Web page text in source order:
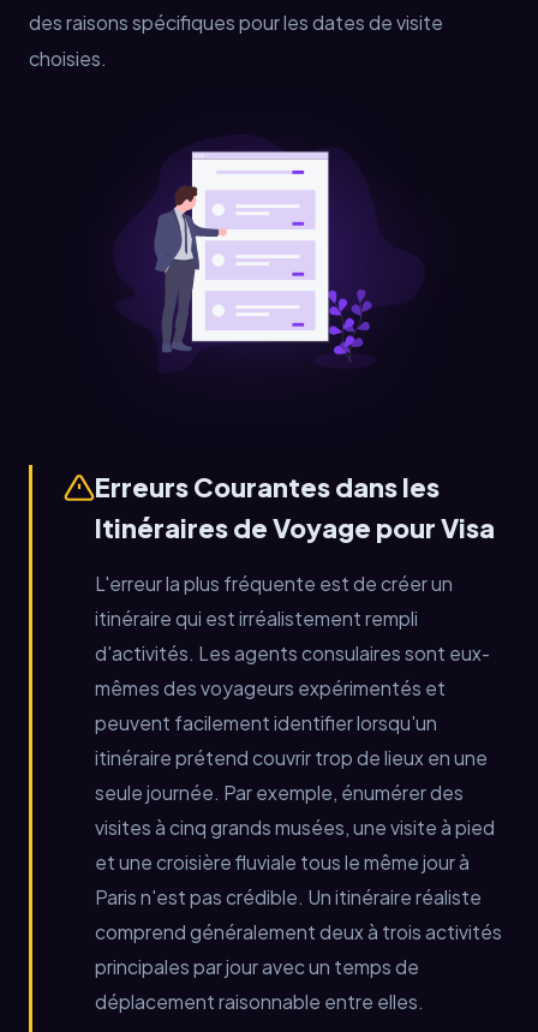
des raisons spécifiques pour les dates de visite
choisies.
Erreurs Courantes dans les
Itinéraires de Voyage pour Visa
L'erreur la plus fréquente est de créer un
itinéraire qui est irréalistement rempli
d'activités. Les agents consulaires sont eux-
mêmes des voyageurs expérimentés et
peuvent facilement identifier lorsqu'un
itinéraire prétend couvrir trop de lieux en une
seule journée. Par exemple, énumérer des
visites à cinq grands musées, une visite à pied
et une croisière fluviale tous le même jour à
Paris n'est pas crédible. Un itinéraire réaliste
comprend généralement deux à trois activités
principales par jour avec un temps de
déplacement raisonnable entre elles.